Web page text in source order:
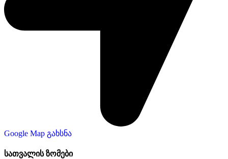
Google Map გახსნა
სათვალის ზომები